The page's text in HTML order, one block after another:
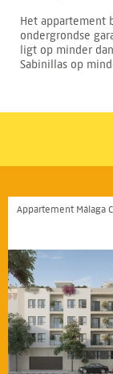
Het appartement
ondergrondse
ligt op minder
Sabinillas op
Appartement Málaga